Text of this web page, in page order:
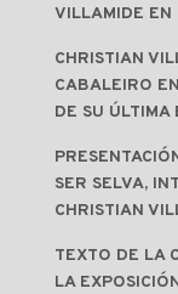
VILLAMIDE EN
CHRISTIAN
CABALEIRO
DE SU ÚLTIMA
SER SELVA,
CHRISTIAN
TEXTO DE LA
LA